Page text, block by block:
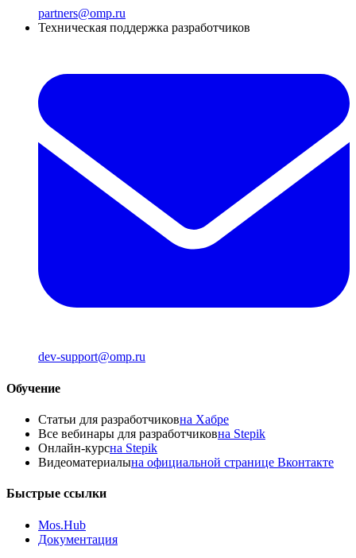
partners@omp.ru
Техническая поддержка разработчиков
dev-support@omp.ru
Обучение
Статьи для разработчиковна Хабре
Все вебинары для разработчиковна Stepik
Онлайн-курсна Stepik
Видеоматериалына официальной странице Вконтакте
Быстрые ссылки
Mos.Hub
Документация